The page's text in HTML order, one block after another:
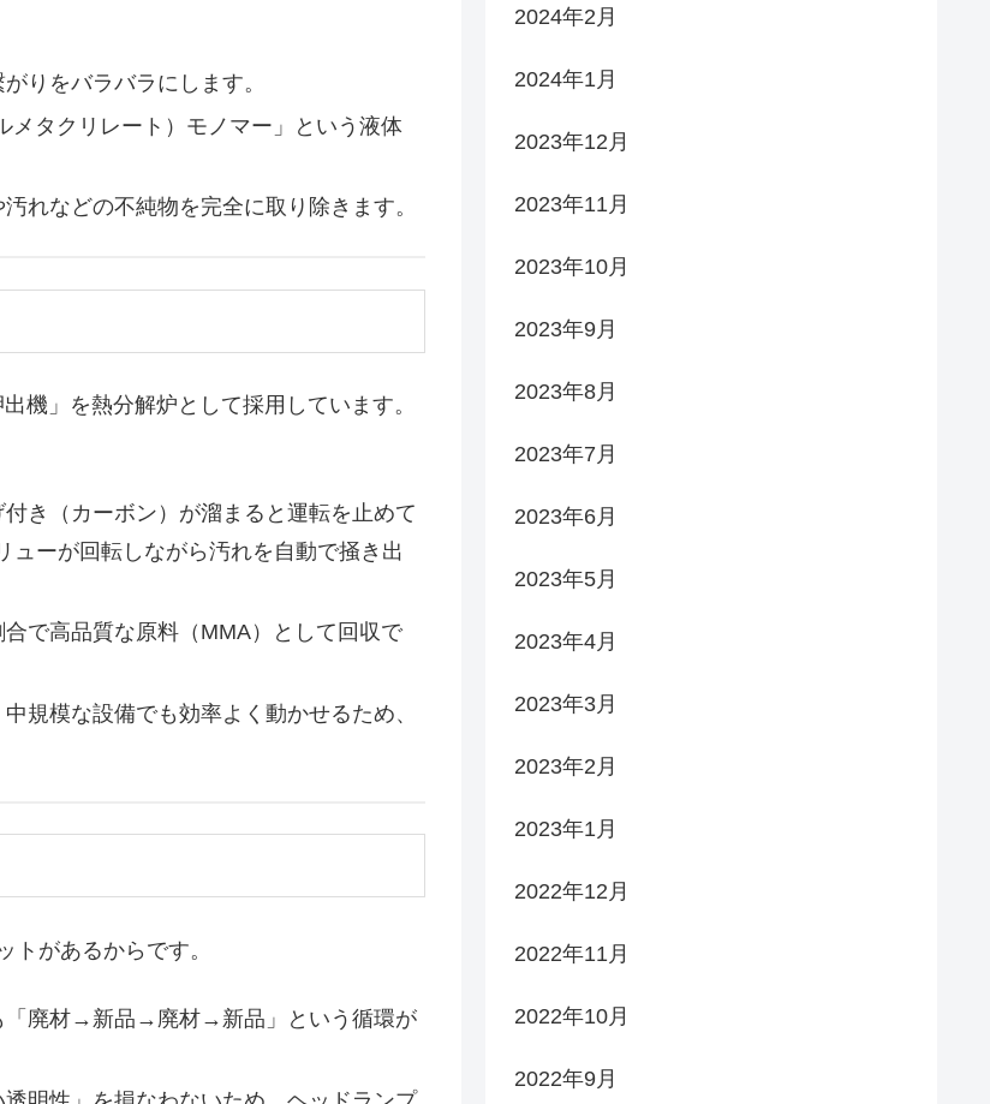
りをバラバラにします。
メタクリレート）モノマー」という液体
れなどの不純物を完全に取り除きます。
機」を熱分解炉として採用しています。
き（カーボン）が溜まると運転を止めて
ーが回転しながら汚れを自動で掻き出
で高品質な原料（MMA）として回収で
規模な設備でも効率よく動かせるため、
があるからです。
「廃材→新品→廃材→新品」という循環が
2024年2月
2024年1月
2023年12月
2023年11月
2023年10月
2023年9月
2023年8月
2023年7月
2023年6月
2023年5月
2023年4月
2023年3月
2023年2月
2023年1月
2022年12月
2022年11月
2022年10月
2022年9月